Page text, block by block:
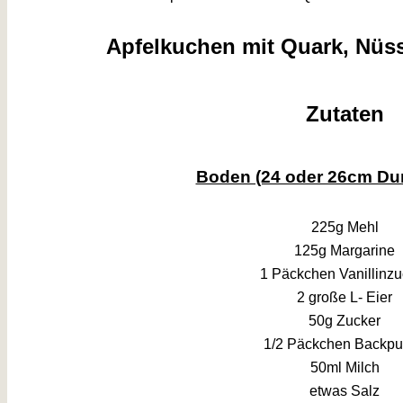
Apfelkuchen mit Quark,
Zutaten
Boden (24 oder 26cm
225g Mehl
125g Margarine
1 Päckchen
2 große L- Eier
50g Zucker
1/2 Päckchen
50ml Milch
etwas Salz